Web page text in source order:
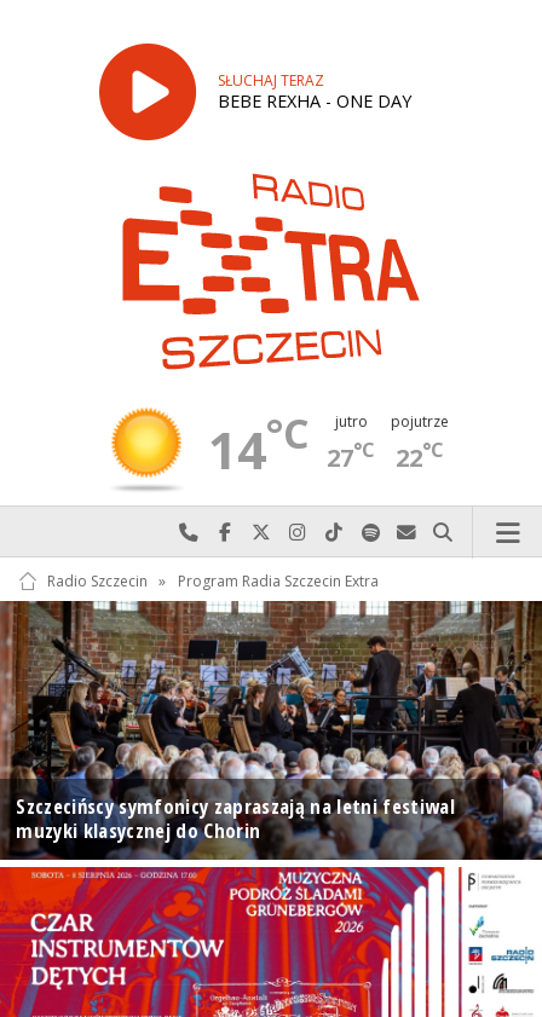
SŁUCHAJ TERAZ
BEBE REXHA - ONE DAY
14°C jutro
27°C
pojutrze
22°C
Najlepiej po prostu do nas zadzwoń
Odwiedź nas na Facebook-u
Odwiedź nas na X
Odwiedź nas na Instagram-ie
Odwiedź nas na TikTok-u
Szukaj nas na Spotify
Wyślij do nas
Szukaj
Radio Szczecin » Program Radia Szczecin Extra
Szczecińscy symfonicy zapraszają na letni festiwal
muzyki klasycznej do Chorin